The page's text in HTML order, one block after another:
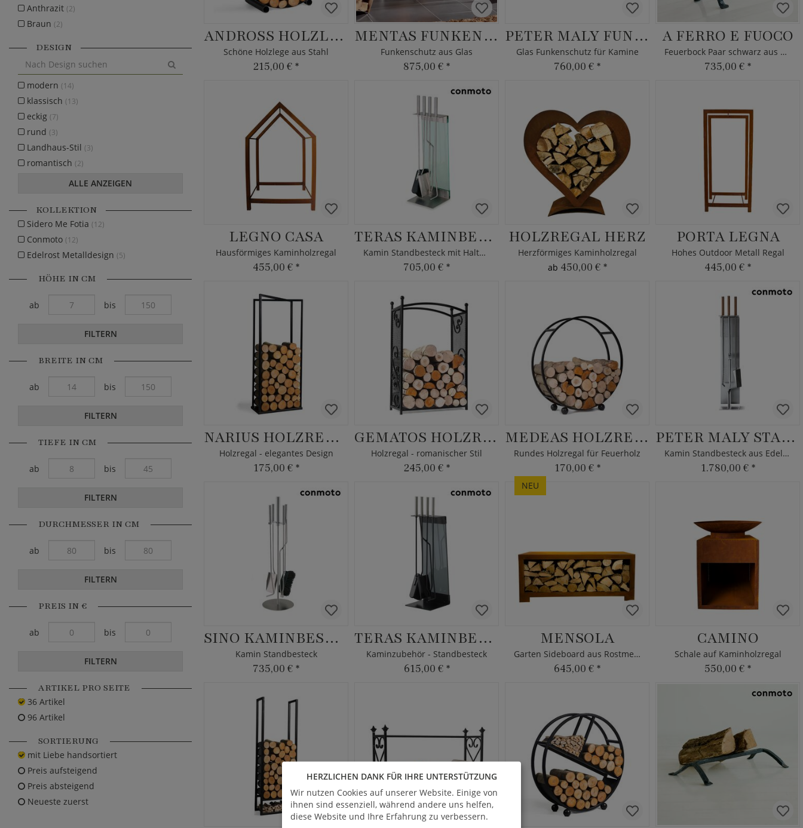
ANDROSS HOLZLEGE
Schöne Holzlege aus Stahl
215,00 € *
MENTAS FUNKENSCHUTZ
Funkenschutz aus Glas
875,00 € *
PETER MALY FUNKENSCHUTZ
Glas Funkenschutz für Kamine
760,00 € *
A FERRO E FUOCO
Feuerbock Paar schwarz aus Eisen
735,00 € *
LEGNO CASA
Hausförmiges Kaminholzregal
455,00 € *
TERAS KAMINBESTECK
Kamin Standbesteck mit Halterung
705,00 € *
HOLZREGAL HERZ
Herzförmiges Kaminholzregal
ab 450,00 € *
PORTA LEGNA
Hohes Outdoor Metall Regal
445,00 € *
NARIUS HOLZREGAL
Holzregal - elegantes Design
175,00 € *
GEMATOS HOLZREGAL
Holzregal - romanischer Stil
245,00 € *
MEDEAS HOLZREGAL
Rundes Holzregal für Feuerholz
170,00 € *
PETER MALY STANDBESTECK
Kamin Standbesteck aus Edelstahl
1.780,00 € *
SINO KAMINBESTECK
Kamin Standbesteck
735,00 € *
TERAS KAMINBESTECK
Kaminzubehör - Standbesteck
615,00 € *
NEU
MENSOLA
Garten Sideboard aus Rostmetall
645,00 € *
CAMINO
Schale auf Kaminholzregal
550,00 € *
Anthrazit (2)
Braun (2)
DESIGN
modern (14)
klassisch (13)
eckig (7)
rund (3)
Landhaus-Stil (3)
romantisch (2)
ALLE ANZEIGEN
KOLLEKTION
Sidero Me Fotia (12)
Conmoto (12)
Edelrost Metalldesign (5)
HÖHE IN CM
ab bis
FILTERN
BREITE IN CM
ab bis
FILTERN
TIEFE IN CM
ab bis
FILTERN
DURCHMESSER IN CM
ab bis
FILTERN
PREIS IN €
ab bis
FILTERN
ARTIKEL PRO SEITE
36 Artikel
96 Artikel
SORTIERUNG
mit Liebe handsortiert
Preis aufsteigend
Preis absteigend
Neueste zuerst
HERZLICHEN DANK FÜR IHRE UNTERSTÜTZUNG
Wir nutzen Cookies auf unserer Website. Einige von
ihnen sind essenziell, während andere uns helfen,
diese Website und Ihre Erfahrung zu verbessern.